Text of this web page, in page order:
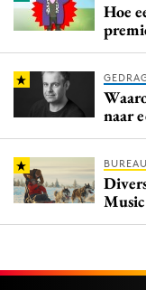
Hoe
naar